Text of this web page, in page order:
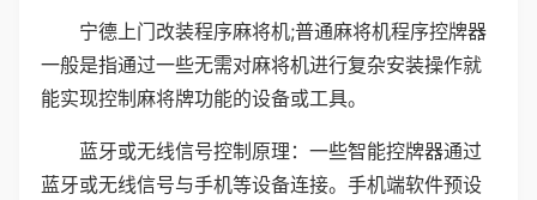
宁德上门改装程序麻将机;普通麻将机程序控牌器
一般是指通过一些无需对麻将机进行复杂安装操作就
能实现控制麻将牌功能的设备或工具。
蓝牙或无线信号控制原理：一些智能控牌器通过
蓝牙或无线信号与手机等设备连接。手机端软件预设